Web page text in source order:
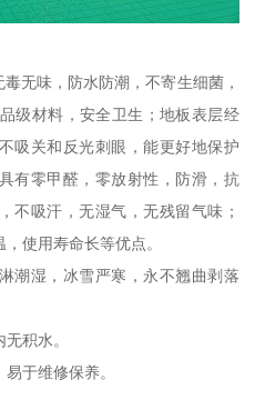
无味，防水防潮，不寄生细菌，
级材料，安全卫生；地板表层经
吸关和反光刺眼，能更好地保护
有零甲醛，零放射性，防滑，抗
不吸汗，无湿气，无残留气味；
使用寿命长等优点。
潮湿，冰雪严寒，永不翘曲剥落
积水。
于维修保养。